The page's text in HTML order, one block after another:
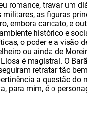
romance, travar um
militares, as figuras
embora caricato, é
histórico e
o poder e a visão
ou ainda de
é magistral. O
retratar tão
a questão do
para mim, é o